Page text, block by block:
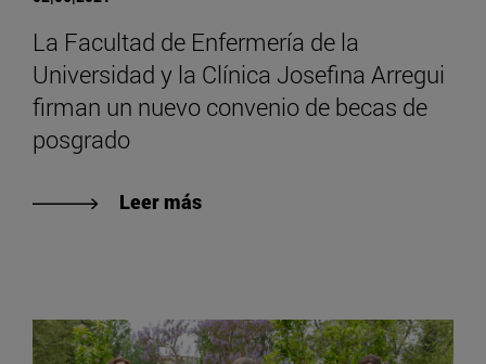
La Facultad de Enfermería de la
Universidad y la Clínica Josefina Arregui
firman un nuevo convenio de becas de
posgrado
Leer más